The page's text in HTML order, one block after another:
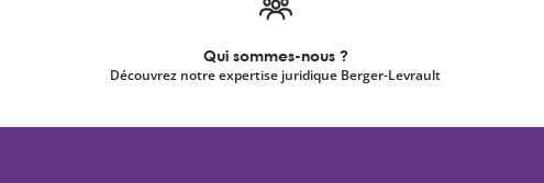
Qui sommes-nous ?
Découvrez notre expertise juridique Berger-Levrault